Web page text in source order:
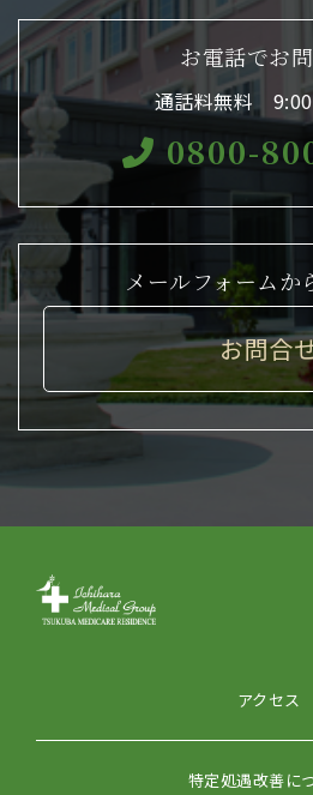
お電話でお
通話料無料
0800-
メールフォームか
お問合
アクセス
特定処遇改善に